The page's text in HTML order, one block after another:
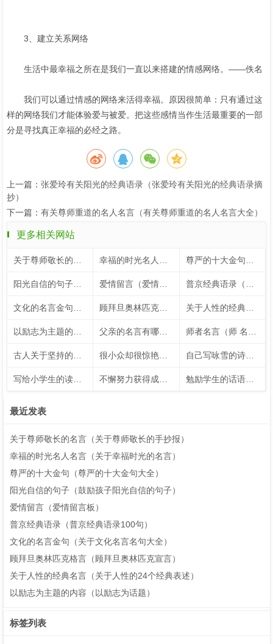
3、建立关系网络
生活中最幸福之所在是我们一直以来搭建的情感网络。——佚名
我们可以通过情感的网络来活得幸福。原因很简单：只有通过这
样的网络我们才能体验爱与被爱。把这些感情当作生活最重要的一部
分是寻找真正幸福的必经之路。
上一篇： 张爱玲有关阳光的经典语录（张爱玲有关阳光的经典语录摘
抄）
下一篇： 有关尊师重道的名人名言（有关尊师重道的名人名言大全）
更多相关网站
关于人性的经典名言（关于人性的24个经典表述）
自己写咏雪的诗句（自创咏雪的诗句大全）
勉励学生的话语（勉励学生的话语）
最近发表
关于尊师敬长的名言（关于尊师敬长的手抄报）
幸福的时光名人名言（关于幸福时光的名言）
尊严的十大金句（尊严的十大金句大全）
阳光自信的句子（鼓励孩子阳光自信的句子）
爱情留言（爱情留言板）
普京经典语录（普京经典语录100句）
文化的名言金句（关于文化名言名句大全）
顾拜旦奥林匹克格言（顾拜旦奥林匹克宣言）
关于人性的经典名言（关于人性的24个经典表述）
以励志为主题的内容（以励志为话题）
标签列表